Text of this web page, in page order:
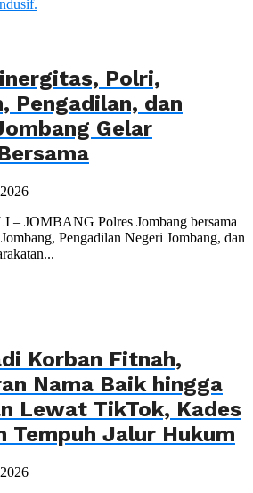
Polri,
Pengadilan, dan
Gelar
– JOMBANG Polres Jombang bersama
Pengadilan Negeri Jombang, dan
Korban Fitnah,
Nama Baik hingga
Lewat TikTok, Kades
Tempuh Jalur Hukum